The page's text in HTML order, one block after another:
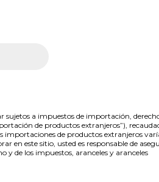
sujetos a impuestos de importación,
de productos extranjeros”),
importaciones de productos extranjeros
en este sitio, usted es responsable de
y de los impuestos, aranceles y aranceles